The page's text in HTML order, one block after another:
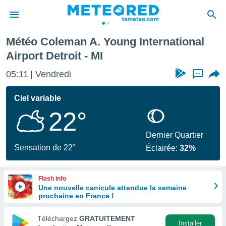
de
a
par
en
Météo Coleman A. Young International
Airport Detroit - MI
05:11 Vendredi ...
Ciel variable
22°
Sensation de 22°
Dernier Quartier
Éclairée:32%
Flash info
Une nouvelle canicule attendue la semaine
prochaine en France !
Téléchargez GRATUITEMENT
Installer